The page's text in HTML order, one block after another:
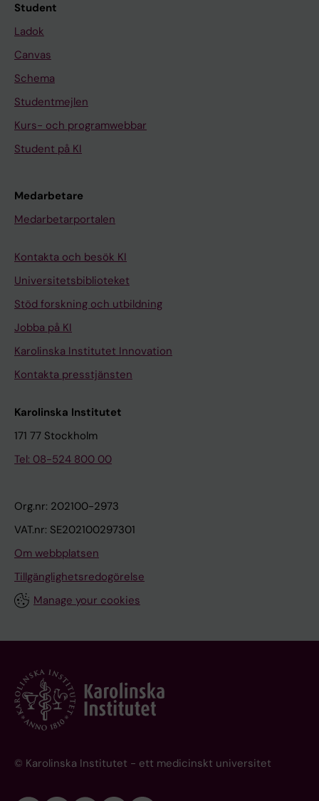
Student
Ladok
Canvas
Schema
Studentmejlen
Kurs- och programwebbar
Student på KI
Medarbetare
Medarbetarportalen
Kontakta och besök KI
Universitetsbiblioteket
Stöd forskning och utbildning
Jobba på KI
Karolinska Institutet Innovation
Kontakta presstjänsten
Karolinska Institutet
171 77 Stockholm
Tel: 08-524 800 00
Org.nr: 202100-2973
VAT.nr: SE202100297301
Om webbplatsen
Tillgänglighetsredogörelse
Manage your cookies
© Karolinska Institutet - ett medicinskt universitet